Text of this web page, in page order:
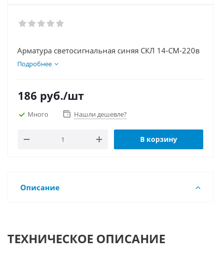
Арматура светосигнальная синяя СКЛ 14-СМ-220в
Подробнее
186 руб./шт
Много Нашли дешевле?
В корзину
Описание
ТЕХНИЧЕСКОЕ ОПИСАНИЕ